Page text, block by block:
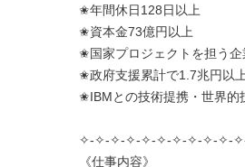
✬年間休日128日以上
✬資本金73億円以上
✬国家プロジェクトを担う企
✬政府支援累計で1.7兆円以上
✬IBMとの技術提携・世界的
✧-✧-✧-✧-✧-✧-✧-✧-✧-✧-
《仕事内容》